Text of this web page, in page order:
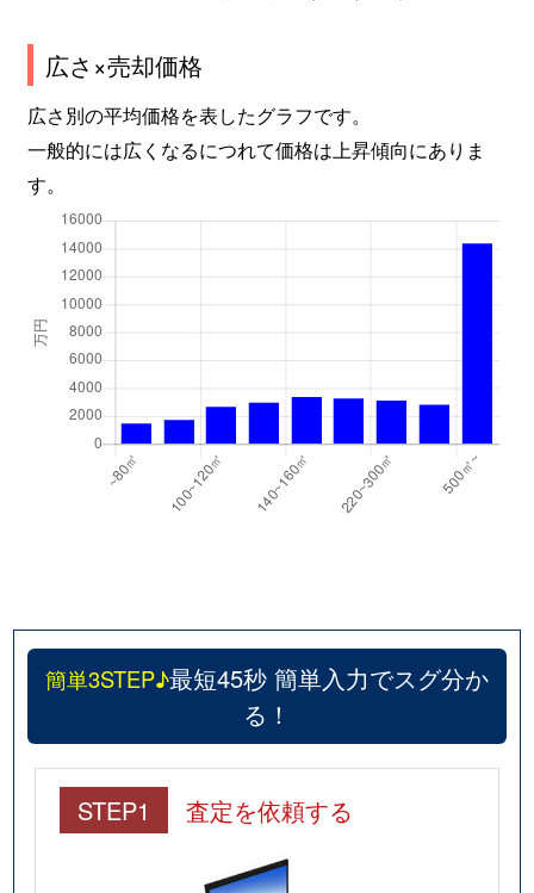
広さ×売却価格
広さ別の平均価格を表したグラフです。
一般的には広くなるにつれて価格は上昇傾向にありま
す。
簡単3STEP♪最短45秒 簡単入力でスグ分か
る！
STEP1 査定を依頼する